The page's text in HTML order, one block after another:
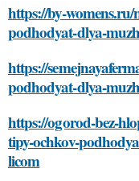
https://by-
podhodyat-dlya-
https://
podhodyat-dlya-
https://ogorod-bez-
tipy-ochkov-
licom